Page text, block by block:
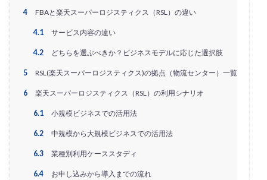
4 FBAと楽天スーパーロジスティクス（RSL）の違い
4.1 サービス内容の違い
4.2 どちらを選ぶべきか？ビジネスモデルに応じた選択肢
5 RSL(楽天スーパーロジスティクス)の拠点（物流センター）一覧
6 楽天スーパーロジスティクス（RSL）の利用シナリオ
6.1 小規模ビジネスでの活用法
6.2 中規模から大規模ビジネスでの活用法
6.3 業種別利用ケーススタディ
6.4 お申し込みから導入までの流れ
NSSホールディングス株式会社
RPP新機能
RSL SDGs SEO
SEO対策
Shop Pay
shopfy Shopify
Shopify Payment
Shopifyペイメント
Shopify支援
SNS×EC
SNS広告 SNS活用
TDA
teams teams新機能